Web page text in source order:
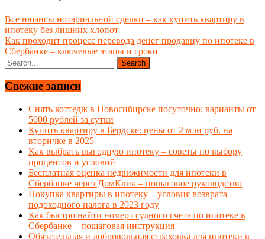
Все нюансы нотариальной сделки – как купить квартиру в
ипотеку без лишних хлопот
Как проходит процесс перевода денег продавцу по ипотеке в
Сбербанке – ключевые этапы и сроки
Свежие записи
Снять коттедж в Новосибирске посуточно: варианты от
5000 рублей за сутки
Купить квартиру в Бердске: цены от 2 млн руб. на
вторичке в 2025
Как выбрать выгодную ипотеку – советы по выбору
процентов и условий
Бесплатная оценка недвижимости для ипотеки в
Сбербанке через ДомКлик – пошаговое руководство
Покупка квартиры в ипотеку – условия возврата
подоходного налога в 2023 году
Как быстро найти номер ссудного счета по ипотеке в
Сбербанке – пошаговая инструкция
Обязательная и добровольная страховка для ипотеки в